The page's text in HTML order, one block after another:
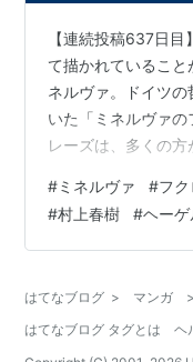
【連続投稿637日
て描かれていること
ネルヴァ。ドイツ
いた「ミネルヴァ
レーズは、多くの方
はできない。現在か
うです。 転じて、
ん。未来予測が当
において、未来予測
ん。 フクロウが朝
#ミネルヴァ #フク
#村上春樹 #ヘーゲ
はてなブログ > マンガ >
はてなブログ タグとは
ヘ